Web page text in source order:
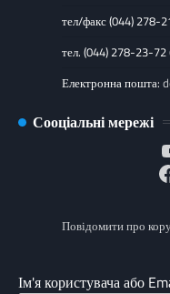
тел/факс (044) 278-
тел. (044) 278-23-72
Електронна пошта:
Сооціальні мережі
Повідомити про
Ім'я користувача або